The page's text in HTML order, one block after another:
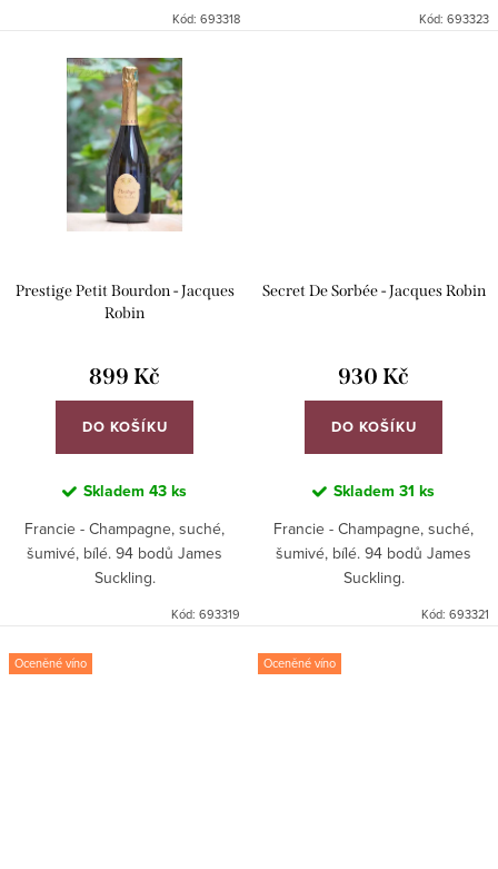
Kód: 693318 Kód: 693323
Prestige Petit Bourdon - Jacques
Robin
899 Kč
DO KOŠÍKU
Skladem 43 ks
Francie - Champagne, suché,
šumivé, bílé. 94 bodů James
Suckling.
Kód: 693319
Secret De Sorbée - Jacques Robin
930 Kč
DO KOŠÍKU
Skladem 31 ks
Francie - Champagne, suché,
šumivé, bílé. 94 bodů James
Suckling.
Kód: 693321
Oceněné víno Oceněné víno